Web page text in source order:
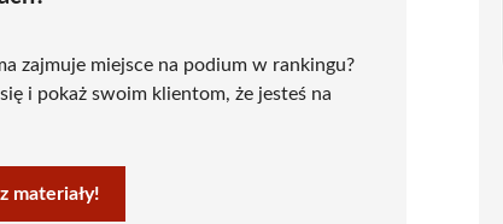
zajmuje miejsce na podium w rankingu?
i pokaż swoim klientom, że jesteś na
materiały!